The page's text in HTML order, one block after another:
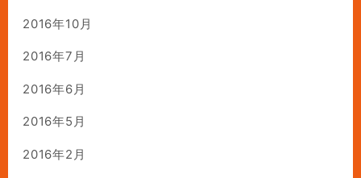
2016年10月
2016年7月
2016年6月
2016年5月
2016年2月